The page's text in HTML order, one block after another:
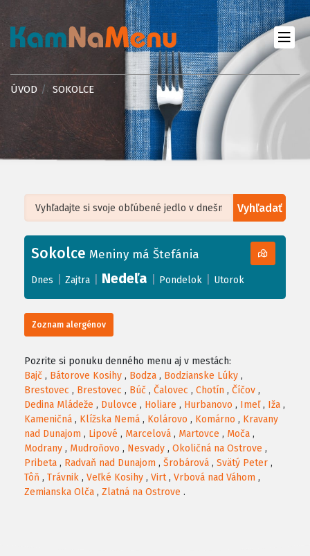
ÚVOD SOKOLCE
Vyhľadať
+
−
Leaflet| ©OpenStreetMap, Tiles courtesy ofHumanitarian OpenStreetMap
Sokolce Meniny má Štefánia
Dnes Zajtra Nedeľa Pondelok Utorok
Zoznam alergénov
Pozrite si ponuku denného menu aj v mestách:
Bajč , Bátorove Kosihy , Bodza , Bodzianske Lúky ,
Brestovec , Brestovec , Búč , Čalovec , Chotín , Číčov ,
Dedina Mládeže , Dulovce , Holiare , Hurbanovo , Imeľ, Iža ,
Kameničná , Klížska Nemá , Kolárovo , Komárno , Kravany
nad Dunajom , Lipové , Marcelová , Martovce , Moča ,
Modrany , Mudroňovo , Nesvady , Okoličná na Ostrove ,
Pribeta , Radvaň nad Dunajom , Šrobárová , Svätý Peter ,
Tôň , Trávnik , Veľké Kosihy , Virt, Vrbová nad Váhom ,
Zemianska Olča , Zlatná na Ostrove .